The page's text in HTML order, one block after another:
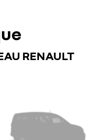
RENAULT